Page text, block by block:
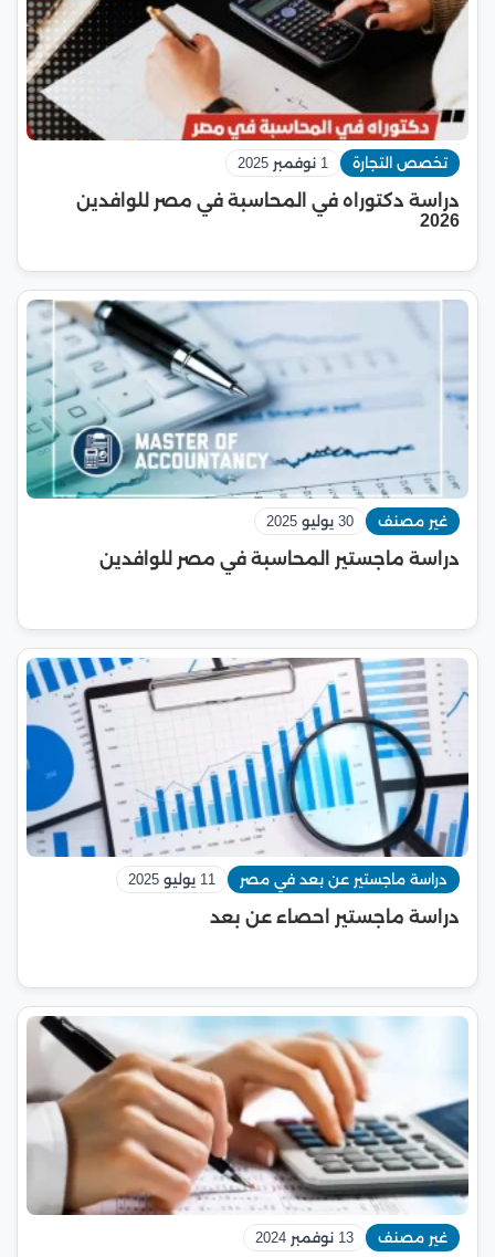
تخصص التجارة 1 نوفمبر 2025
دراسة دكتوراه في المحاسبة في مصر للوافدين
2026
غير مصنف 30 يوليو 2025
دراسة ماجستير المحاسبة في مصر للوافدين
دراسة ماجستير عن بعد في مصر 11 يوليو 2025
دراسة ماجستير احصاء عن بعد
غير مصنف 13 نوفمبر 2024